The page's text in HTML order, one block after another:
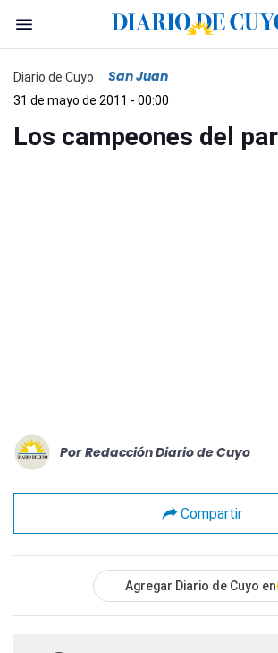
Diario de Cuyo San Juan
31 de mayo de 2011 - 00:00
Los campeones del
Por Redacción Diario de Cuyo
Compartir
Agregar Diario de Cuyo en